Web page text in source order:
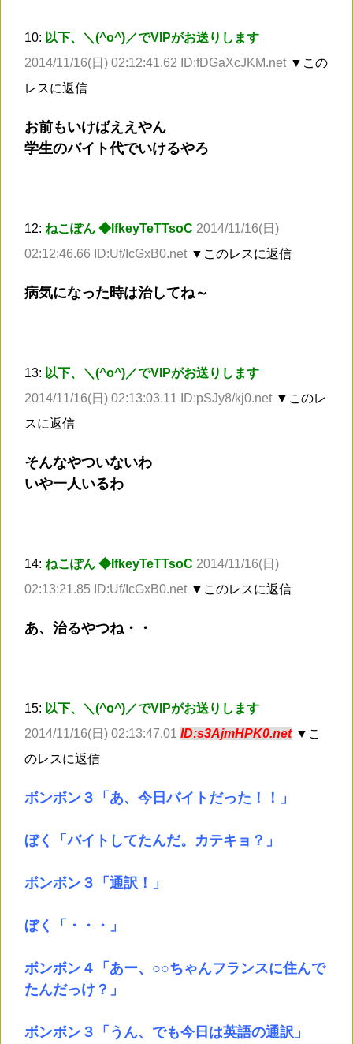
10: 以下、＼(^o^)／でVIPがお送りします
2014/11/16(日) 02:12:41.62 ID:fDGaXcJKM.net ▼この
レスに返信
お前もいけばええやん
学生のバイト代でいけるやろ
12: ねこぽん ◆IfkeyTeTTsoC 2014/11/16(日)
02:12:46.66 ID:Uf/IcGxB0.net ▼このレスに返信
病気になった時は治してね～
13: 以下、＼(^o^)／でVIPがお送りします
2014/11/16(日) 02:13:03.11 ID:pSJy8/kj0.net ▼このレ
スに返信
そんなやついないわ
いや一人いるわ
14: ねこぽん ◆IfkeyTeTTsoC 2014/11/16(日)
02:13:21.85 ID:Uf/IcGxB0.net ▼このレスに返信
あ、治るやつね・・
15: 以下、＼(^o^)／でVIPがお送りします
2014/11/16(日) 02:13:47.01 ID:s3AjmHPK0.net ▼こ
のレスに返信
ボンボン３「あ、今日バイトだった！！」
ぼく「バイトしてたんだ。カテキョ？」
ボンボン３「通訳！」
ぼく「・・・」
ボンボン４「あー、○○ちゃんフランスに住んで
たんだっけ？」
ボンボン３「うん、でも今日は英語の通訳」